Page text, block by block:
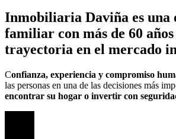
Inmobiliaria Daviña es una
familiar con más de 60 años
trayectoria en el mercado
Confianza, experiencia y compromiso
las personas en una de las decisiones más
encontrar su hogar o invertir con